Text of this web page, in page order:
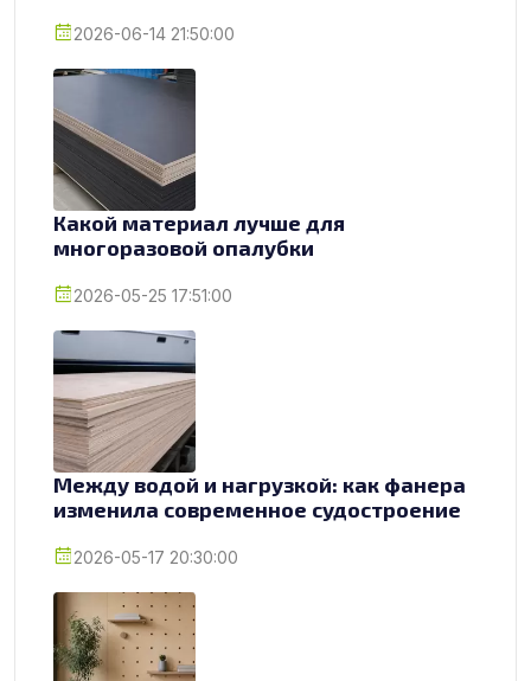
2026-06-14 21:50:00
Какой материал лучше для
многоразовой опалубки
2026-05-25 17:51:00
Между водой и нагрузкой: как фанера
изменила современное судостроение
2026-05-17 20:30:00